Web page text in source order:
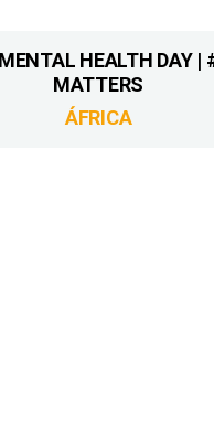
HEALTH DAY |
MATTERS
ÁFRICA